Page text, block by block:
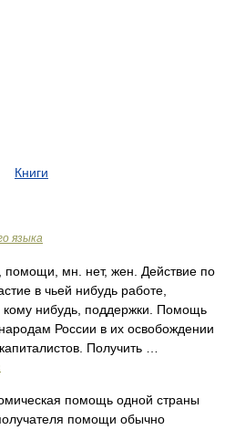
Книги
языка
мн. нет, жен. Действие по
в чьей нибудь работе,
кому нибудь, поддержки. Помощь
России в их освобождении
Получить …
помощь одной страны
помощи обычно